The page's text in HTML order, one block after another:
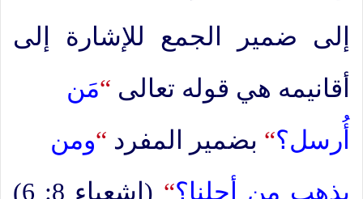
إلى ضمير الجمع للإشارة إلى
أقانيمه هي قوله تعالى “مَن
أُرسل؟“ بضمير المفرد “ومن
يذهب من أجلنا؟“
(إشعياء 8: 6)